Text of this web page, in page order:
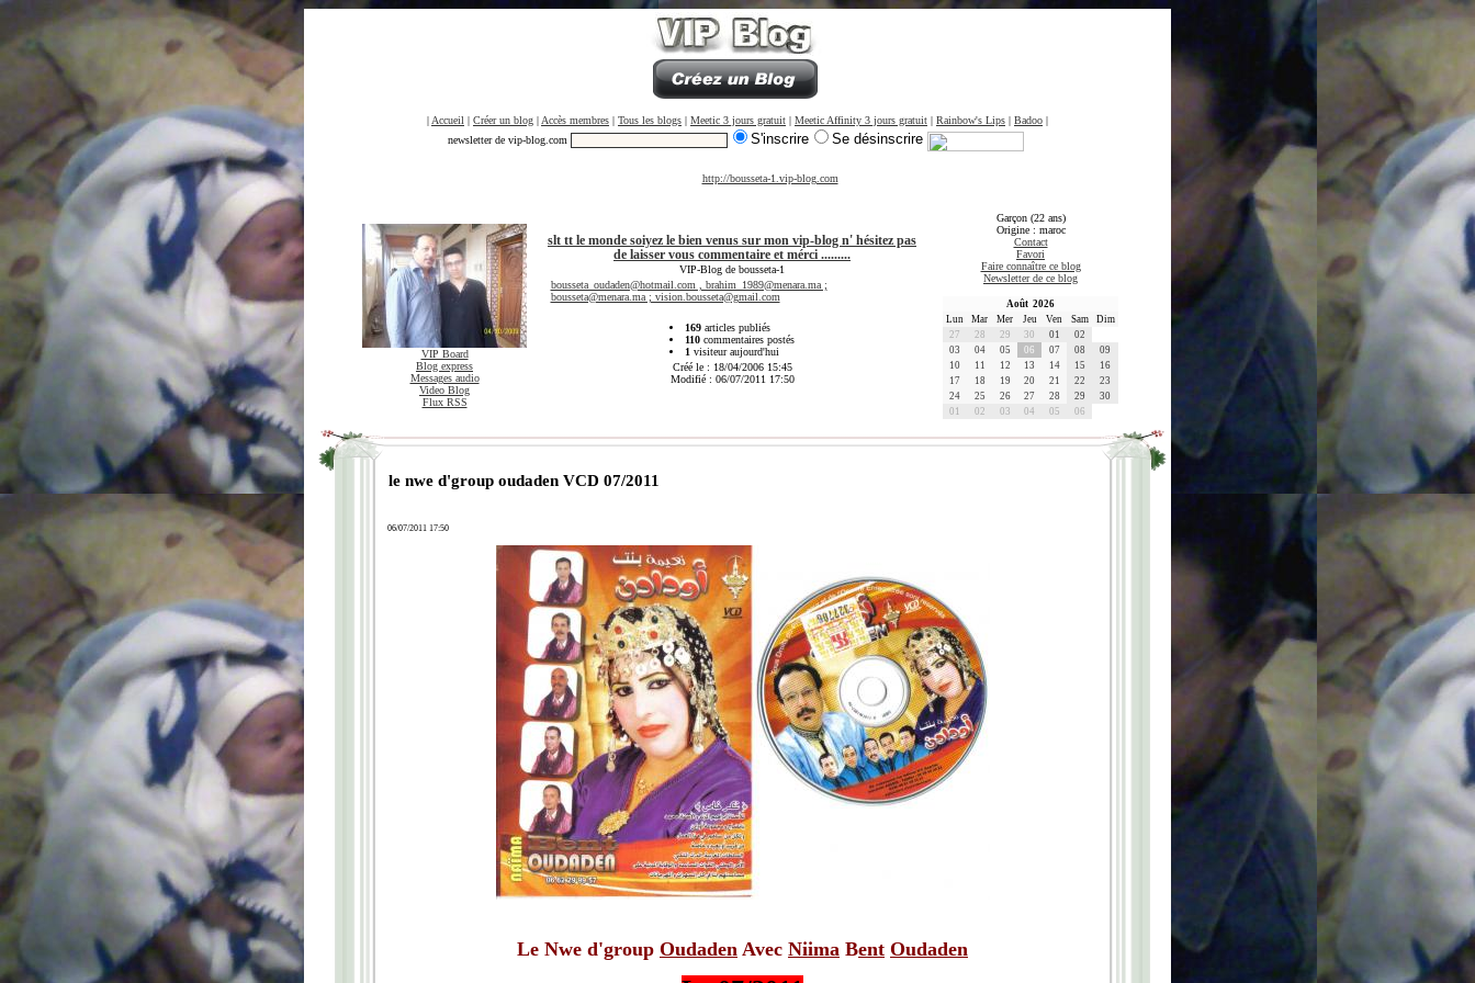
| Accueil | Créer un blog | Accès membres | Tous les blogs | Meetic 3 jours gratuit | Meetic Affinity 3 jours gratuit | Rainbow's Lips | Badoo |
newsletter de vip-blog.com
S'inscrire Se désinscrire
http://bousseta-1.vip-blog.com
VIP Board
Blog express
Messages audio
Video Blog
Flux RSS
slt tt le monde soiyez le bien venus sur mon vip-blog n' hésitez pas
de laisser vous commentaire et mérci .........
VIP-Blog de bousseta-1
bousseta_oudaden@hotmail.com , brahim_1989@menara.ma ;
bousseta@menara.ma ; vision.bousseta@gmail.com
169 articles publiés
110 commentaires postés
1 visiteur aujourd'hui
Créé le : 18/04/2006 15:45
Modifié : 06/07/2011 17:50
Garçon (22 ans)
Origine : maroc
Contact
Favori
Faire connaître ce blog
Newsletter de ce blog
Août 2026
Lun
Mar Mer Jeu Ven Sam
Dim
27
28 29 30 01
02
03
04 05 06 07 08
09
10
11 12 13 14 15
16
17
18 19 20 21 22
23
24
25 26 27 28 29
30
01
02 03 04 05 06
le nwe d'group oudaden VCD 07/2011
06/07/2011 17:50
Le Nwe d'group Oudaden Avec Niima Bent Oudaden